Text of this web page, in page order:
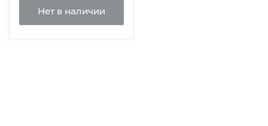
Нет в наличии